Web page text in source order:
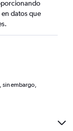
datos que
sin embargo,